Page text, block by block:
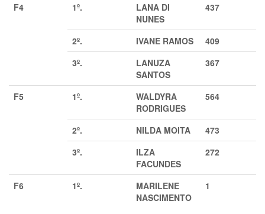
F4 1º.
LANA DI
NUNES
437
2º. IVANE RAMOS
409
3º.
LANUZA
SANTOS
367
F5 1º.
WALDYRA
RODRIGUES
564
2º. NILDA MOITA
473
3º.
ILZA
FACUNDES
272
F6 1º.
MARILENE
NASCIMENTO
1